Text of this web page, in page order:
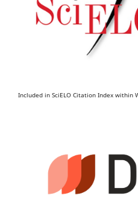
Included in SciELO Citation Index within